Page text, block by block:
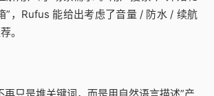
”，Rufus 能给出考虑了音量 / 防水 / 续航
。
只是堆关键词，而是用自然语言描述”产